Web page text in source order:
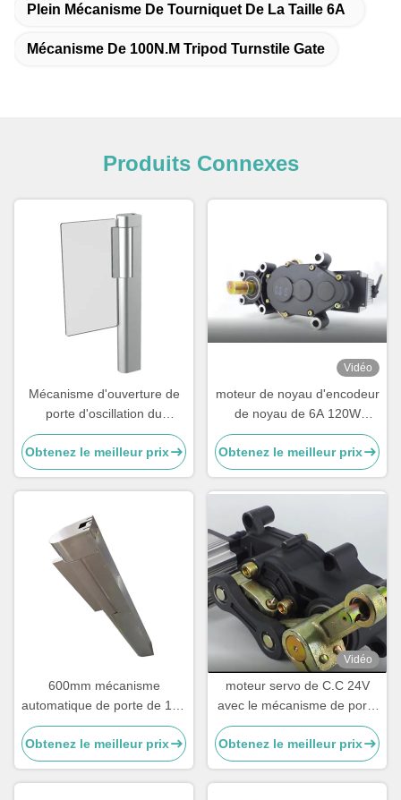
Plein Mécanisme De Tourniquet De La Taille 6A
Mécanisme De 100N.M Tripod Turnstile Gate
Produits Connexes
Mécanisme d'ouverture de
porte d'oscillation du
mécanisme 0.3s de porte de
tourniquet de supermarché
Obtenez le meilleur prix
Vidéo
moteur de noyau d'encodeur
de noyau de 6A 120W
1500R/Min Car Parking
Barrier Mechanism
Obtenez le meilleur prix
600mm mécanisme
automatique de porte de 100
N.M Turnstile Gate
Mechanism
Obtenez le meilleur prix
Vidéo
moteur servo de C.C 24V
avec le mécanisme de porte
de barrière de boom
d'encodeur
Obtenez le meilleur prix